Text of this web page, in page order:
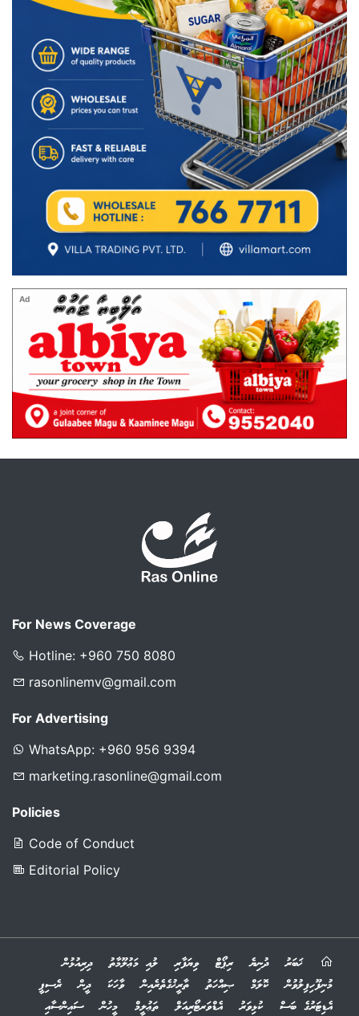
Ad
For News Coverage
Hotline: +960 750 8080
rasonlinemv@gmail.com
For Advertising
WhatsApp: +960 956 9394
marketing.rasonline@gmail.com
Policies
Code of Conduct
Editorial Policy
ޚަބަރު ދުނިޔެ ރިޕޯޓް ވިޔަފާރި ލުއި މަޢުލޫމާތު
ދިރިއުޅުން
މުނިފޫހިފިލުވުން
ކޮލަމް ޞިއްހަތު ތާރީޚުގެތެރެއިން ވާހަކަ ދީން
ރެސިޕީ
އެޑިޓަރުގެ ބަސް
ކުޅިވަރު އެޑްވަރޓޯރިއަލް ތަޢުލީމް މީހުން ސައިންސާއި